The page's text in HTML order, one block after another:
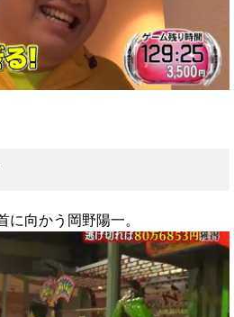
に向かう岡野陽一。